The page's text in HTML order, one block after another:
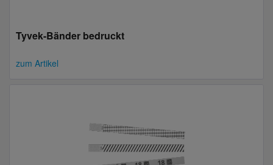
Tyvek-Bänder bedruckt
zum Artikel